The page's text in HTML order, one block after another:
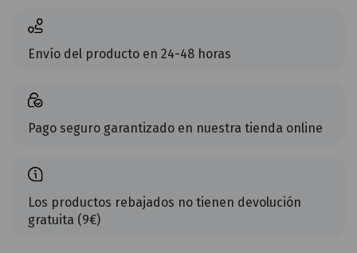
Envío del producto en 24-48 horas
Pago seguro garantizado en nuestra tienda online
Los productos rebajados no tienen devolución
gratuita (9€)